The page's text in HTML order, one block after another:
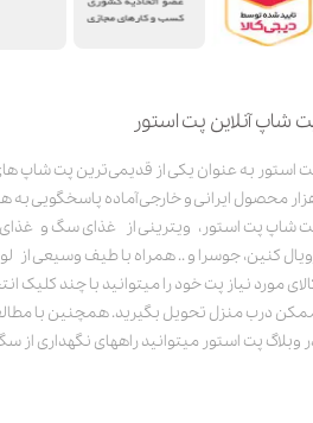
شاپ آنلاین پت استور
محصول ایرانی و خارجی آماده پاسخگویی
شاپ پت استور، ویترینی از غذای سگ و غذای
کنین، جوسرا و .. همراه با طیف وسیعی از
مورد نیاز پت خود را میتوانید با چند کلیک
درب منزل تحویل بگیرید. همچنین با
وبلاگ پت استور میتوانید راههای نگهداری از